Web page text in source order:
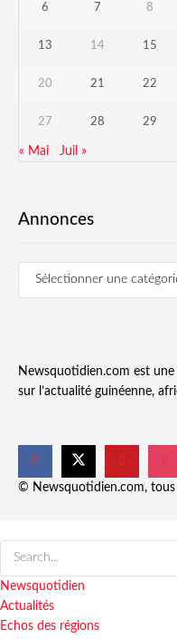
6 7 8
13 14 15
20 21 22
27 28 29
« Mai Juil »
Annonces
Newsquotidien.com est
sur l’actualité guinéenne,
© Newsquotidien.com, tous
Newsquotidien
Actualités
Echos des régions